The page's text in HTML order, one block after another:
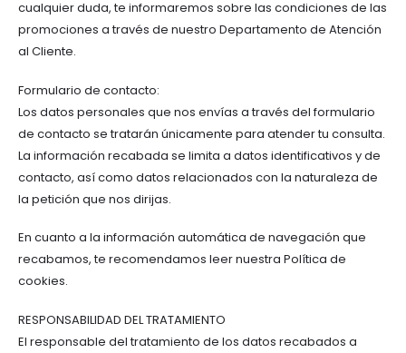
cualquier duda, te informaremos sobre las condiciones de las
promociones a través de nuestro Departamento de Atención
al Cliente.
Formulario de contacto:
Los datos personales que nos envías a través del formulario
de contacto se tratarán únicamente para atender tu consulta.
La información recabada se limita a datos identificativos y de
contacto, así como datos relacionados con la naturaleza de
la petición que nos dirijas.
En cuanto a la información automática de navegación que
recabamos, te recomendamos leer nuestra Política de
cookies.
RESPONSABILIDAD DEL TRATAMIENTO
El responsable del tratamiento de los datos recabados a